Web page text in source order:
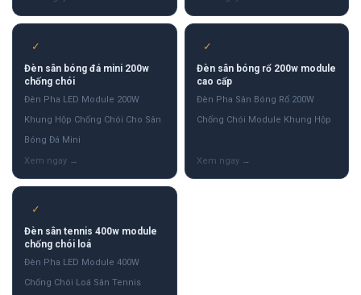
✓
Đèn sân bóng đá mini 200w
chống chói
Đèn Pha LED Module 200W
Khung Hộp Chống Chói Cho Sân
Bóng Đá Mini
✓
Đèn sân bóng rổ 200w module
cao cấp
Đèn Pha Sân Bóng Rổ 200W
Chống Chói Module Khung Hộp
✓
Đèn sân tennis 400w module
chống chói loá
Đèn Pha LED Module 400W
Chống Chói Loá Sân Tennis